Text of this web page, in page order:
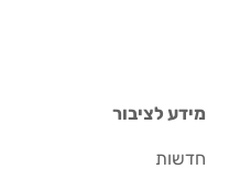
מידע לציבור
חדשות